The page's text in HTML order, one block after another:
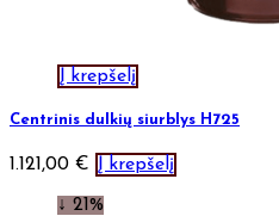
Į krepšelį
Centrinis dulkių siurblys H725
1.121,00 € Į krepšelį
↓ 21%